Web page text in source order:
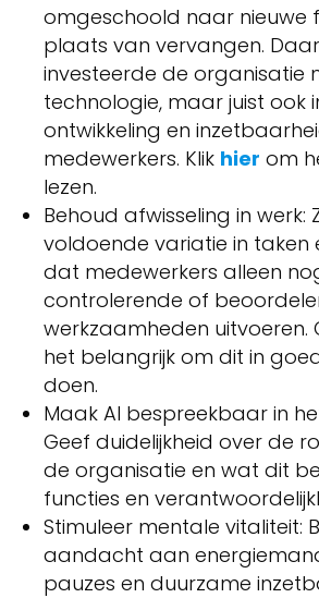
omgeschoold naar nieuwe
plaats van vervangen.
investeerde de organisatie
technologie, maar juist ook
ontwikkeling en
medewerkers. Klik hier om
lezen.
Behoud afwisseling in werk:
voldoende variatie in taken
dat medewerkers alleen
controlerende of
werkzaamheden uitvoeren.
het belangrijk om dit in
doen.
Maak AI bespreekbaar in
Geef duidelijkheid over de
de organisatie en wat dit
functies en
Stimuleer mentale vitaliteit:
aandacht aan
pauzes en duurzame